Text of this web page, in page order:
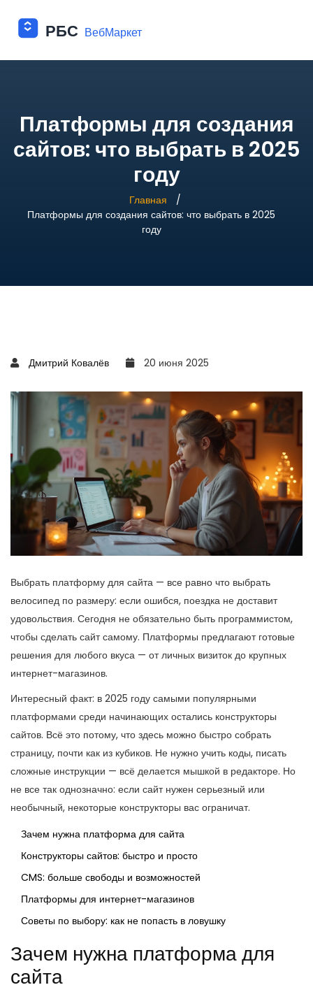
Платформы для создания
сайтов: что выбрать в 2025
году
Главная
Платформы для создания сайтов: что выбрать в 2025
году
Дмитрий Ковалёв 20 июня 2025
Выбрать платформу для сайта — все равно что выбрать
велосипед по размеру: если ошибся, поездка не доставит
удовольствия. Сегодня не обязательно быть программистом,
чтобы сделать сайт самому. Платформы предлагают готовые
решения для любого вкуса — от личных визиток до крупных
интернет-магазинов.
Интересный факт: в 2025 году самыми популярными
платформами среди начинающих остались конструкторы
сайтов. Всё это потому, что здесь можно быстро собрать
страницу, почти как из кубиков. Не нужно учить коды, писать
сложные инструкции — всё делается мышкой в редакторе. Но
не все так однозначно: если сайт нужен серьезный или
необычный, некоторые конструкторы вас ограничат.
Зачем нужна платформа для сайта
Конструкторы сайтов: быстро и просто
CMS: больше свободы и возможностей
Платформы для интернет-магазинов
Советы по выбору: как не попасть в ловушку
Зачем нужна платформа для
сайта